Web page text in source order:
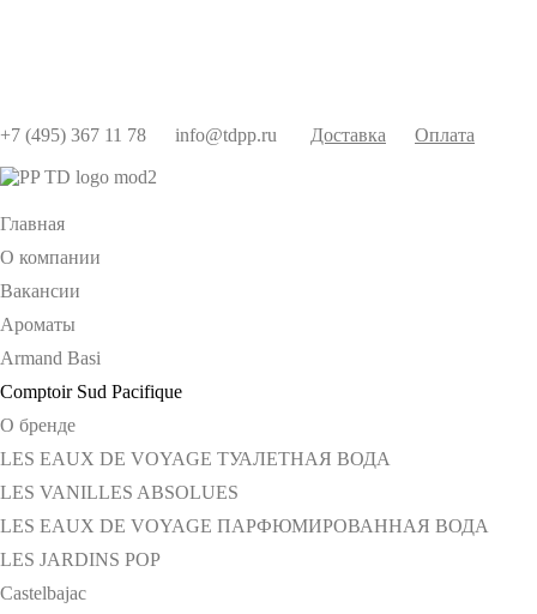
+7 (495) 367 11 78 info@tdpp.ru Доставка Оплата
Главная
О компании
Вакансии
Ароматы
Armand Basi
Comptoir Sud Pacifique
О бренде
LES EAUX DE VOYAGE ТУАЛЕТНАЯ ВОДА
LES VANILLES ABSOLUES
LES EAUX DE VOYAGE ПАРФЮМИРОВАННАЯ ВОДА
LES JARDINS POP
Castelbajac